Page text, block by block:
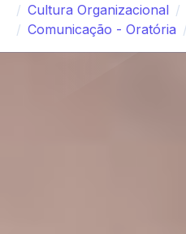
Cultura Organizacional
Comunicação - Oratória